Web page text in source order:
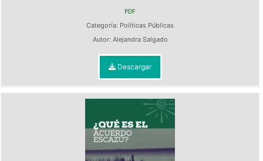
PDF
Categoría: Políticas Públicas
Autor: Alejandra Salgado
Descargar